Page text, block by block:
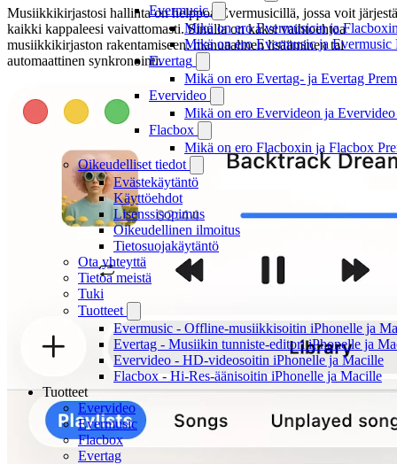
Evermusic
Mikä on ero Evermusicin ja
Mikä on ero Evermusic ja
Evertag
Mikä on ero Evertag- ja Evertag
Evervideo
Mikä on ero Evervideon ja
Flacbox
Mikä on ero Flacboxin ja Flacbox
Oikeudelliset tiedot
Evästekäytäntö
Käyttöehdot
Lisenssisopimus
Oikeudellinen ilmoitus
Tietosuojakäytäntö
Ota yhteyttä
Tietoa meistä
Tuki
Tuotteet
Evermusic - Offline-musiikkisoitin iPhonelle ja
Evertag - Musiikin tunniste-editori iPhonelle ja
Evervideo - HD-videosoitin iPhonelle ja Macille
Flacbox - Hi-Res-äänisoitin iPhonelle ja Macille
Tuotteet
Evervideo
Evermusic
Flacbox
Evertag
Musiikkikirjastosi hallinta on helppoa Evermusicillä, jossa voit
kaikki kappaleesi vaivattomasti. Sinulla on kaksi vaihtoehtoa
musiikkikirjaston rakentamiseen: manuaalinen lisääminen tai
automaattinen synkronointi.